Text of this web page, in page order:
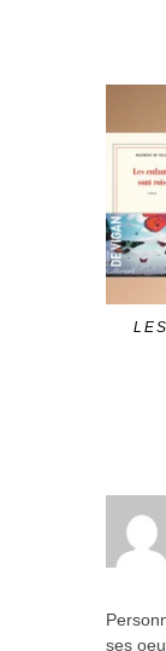
ses